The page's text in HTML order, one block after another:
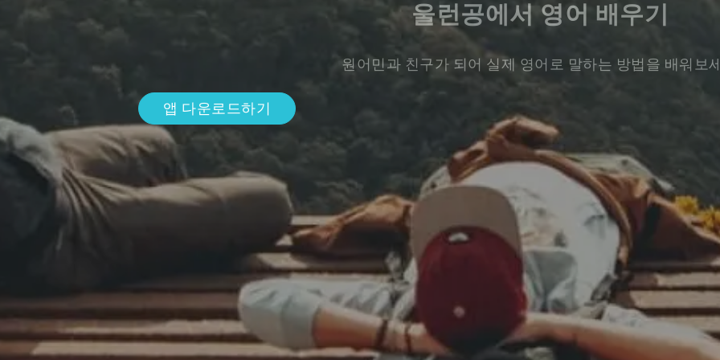
울런공에서 영어 배우기
원어민과 친구가 되어 실제 영어로 말하는 방법을 배워보
앱 다운로드하기